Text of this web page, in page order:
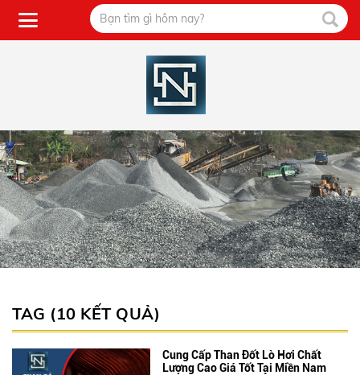
TAG (10 KẾT QUẢ)
Cung Cấp Than Đốt Lò Hơi Chất
Lượng Cao Giá Tốt Tại Miền Nam